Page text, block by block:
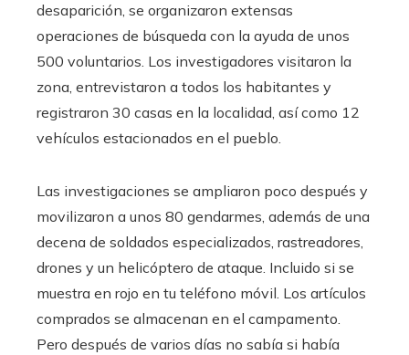
desaparición, se organizaron extensas
operaciones de búsqueda con la ayuda de unos
500 voluntarios. Los investigadores visitaron la
zona, entrevistaron a todos los habitantes y
registraron 30 casas en la localidad, así como 12
vehículos estacionados en el pueblo.
Las investigaciones se ampliaron poco después y
movilizaron a unos 80 gendarmes, además de una
decena de soldados especializados, rastreadores,
drones y un helicóptero de ataque. Incluido si se
muestra en rojo en tu teléfono móvil. Los artículos
comprados se almacenan en el campamento.
Pero después de varios días no sabía si había